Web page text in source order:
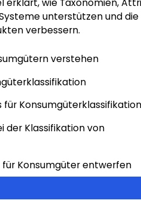
unterstützen und die
verbessern.
verstehen
der Klassifikation von
Konsumgüter entwerfen